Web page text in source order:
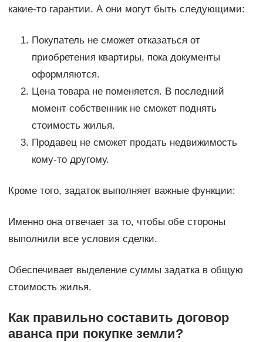
какие-то гарантии. А они могут быть следующими:
Покупатель не сможет отказаться от
приобретения квартиры, пока документы
оформляются.
Цена товара не поменяется. В последний
момент собственник не сможет поднять
стоимость жилья.
Продавец не сможет продать недвижимость
кому-то другому.
Кроме того, задаток выполняет важные функции:
Именно она отвечает за то, чтобы обе стороны
выполнили все условия сделки.
Обеспечивает выделение суммы задатка в общую
стоимость жилья.
Как правильно составить договор
аванса при покупке земли?